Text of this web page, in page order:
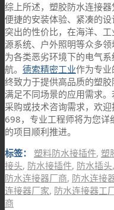
综上所述，塑胶防水连接器
便捷的安装体验、紧凑的
突出的性价比，在海洋、
源系统、户外照明等众多领
为各类恶劣环境下的电气
航。 德索精密工业作为专
终致力于提供高品质的塑
满足不同场景的应用需求
采购或技术咨询需求，欢
698，专业工程师将为您详
的项目顺利推进。
标签：
塑料防水接插件, 塑
接头, 防水接插件, 防水插头,
防水连接器厂商, 防水连接
连接器厂家, 防水连接器工
商